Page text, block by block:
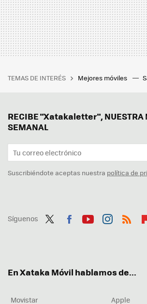
TEMAS DE INTERÉS Mejores móviles
RECIBE "Xatakaletter", NUESTRA
SEMANAL
Suscribiéndote aceptas nuestra política de
Síguenos
En Xataka Móvil hablamos de...
Movistar
Apple